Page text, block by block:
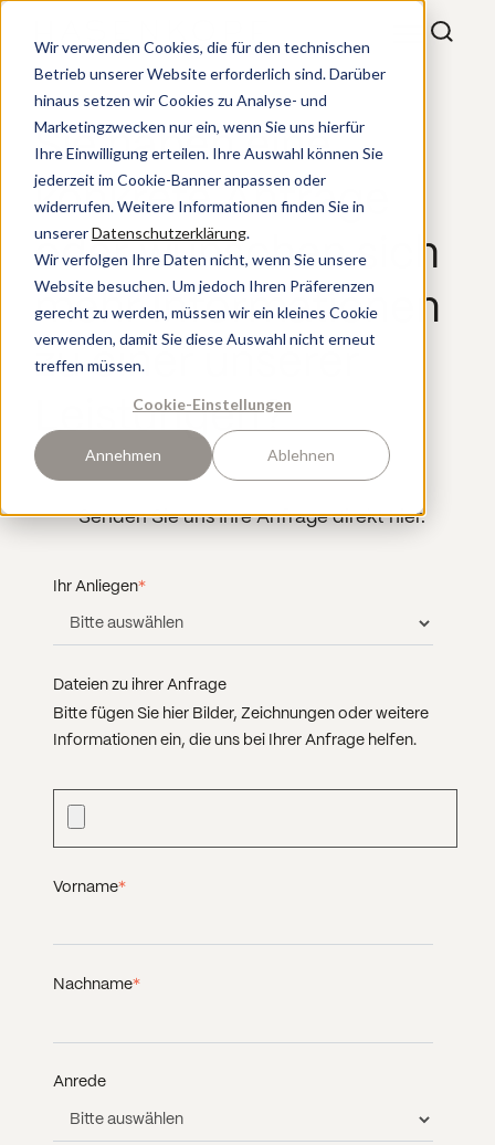
Wir verwenden Cookies, die für den technischen
Betrieb unserer Website erforderlich sind. Darüber
hinaus setzen wir Cookies zu Analyse- und
Marketingzwecken nur ein, wenn Sie uns hierfür
Ihre Einwilligung erteilen. Ihre Auswahl können Sie
jederzeit im Cookie-Banner anpassen oder
widerrufen. Weitere Informationen finden Sie in
unsererDatenschutzerklärung.
Wir verfolgen Ihre Daten nicht, wenn Sie unsere
Website besuchen. Um jedoch Ihren Präferenzen
gerecht zu werden, müssen wir ein kleines Cookie
verwenden, damit Sie diese Auswahl nicht erneut
treffen müssen.
Cookie-Einstellungen
Annehmen Ablehnen
Sie haben eine
konkrete Anfrage
oder wünschen sich
mehr Informationen
zu einer unserer
Leistungen?
Senden Sie uns Ihre Anfrage direkt hier.
Ihr Anliegen*
Dateien zu ihrer Anfrage
Bitte fügen Sie hier Bilder, Zeichnungen oder weitere
Informationen ein, die uns bei Ihrer Anfrage helfen.
Vorname*
Nachname*
Anrede